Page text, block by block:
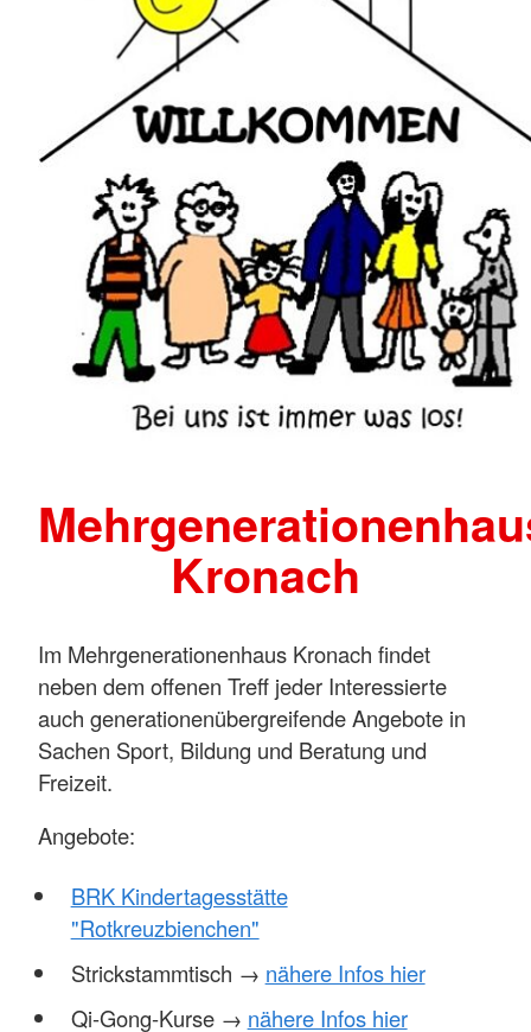
Kronach
Im Mehrgenerationenhaus Kronach findet
neben dem offenen Treff jeder Interessierte
auch generationenübergreifende Angebote in
Sachen Sport, Bildung und Beratung und
Freizeit.
Angebote:
BRK Kindertagesstätte
"Rotkreuzbienchen"
Strickstammtisch → nähere Infos hier
Qi-Gong-Kurse → nähere Infos hier